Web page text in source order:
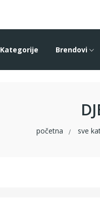
Kategorije Brendovi
početna sve